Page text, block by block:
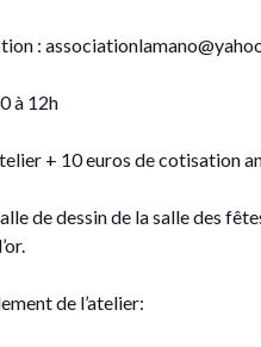
:
à 12h
+ 10 euros de cotisation
de dessin de la salle des
de l’atelier: